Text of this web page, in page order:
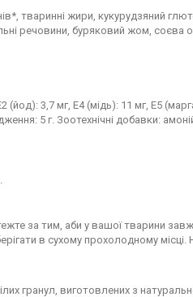
тваринні жири, кукурудзяний
речовини, буряковий жом, соєва
(йод): 3,7 мг, E4 (мiдь): 11 мг, E5
5 г. Зоотехнічні добавки:
за тим, аби у вашої тварини
в сухому прохолодному
гранул, виготовлених з